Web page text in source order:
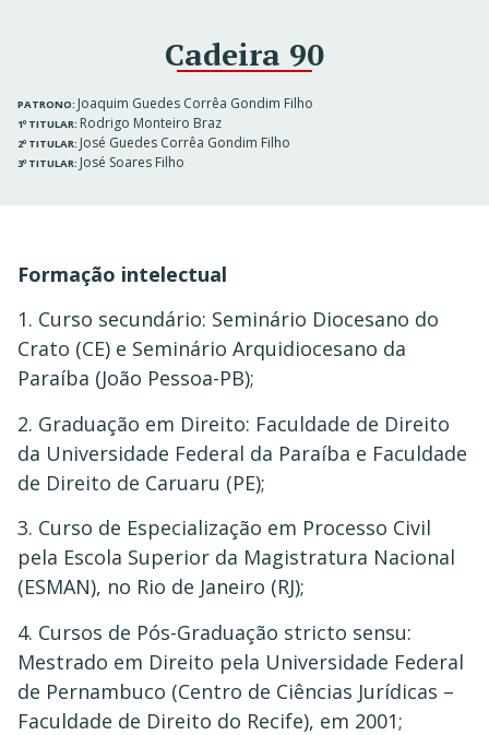
Cadeira 90
PATRONO: Joaquim Guedes Corrêa Gondim Filho
1º TITULAR: Rodrigo Monteiro Braz
2º TITULAR: José Guedes Corrêa Gondim Filho
3º TITULAR: José Soares Filho
Formação intelectual
1. Curso secundário: Seminário Diocesano do
Crato (CE) e Seminário Arquidiocesano da
Paraíba (João Pessoa-PB);
2. Graduação em Direito: Faculdade de Direito
da Universidade Federal da Paraíba e Faculdade
de Direito de Caruaru (PE);
3. Curso de Especialização em Processo Civil
pela Escola Superior da Magistratura Nacional
(ESMAN), no Rio de Janeiro (RJ);
4. Cursos de Pós-Graduação stricto sensu:
Mestrado em Direito pela Universidade Federal
de Pernambuco (Centro de Ciências Jurídicas –
Faculdade de Direito do Recife), em 2001;